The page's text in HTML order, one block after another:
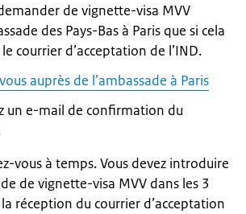
de vignette-visa MVV
des Pays-Bas à Paris que si cela
courrier d’acceptation de l’IND.
auprès de l’ambassade à Paris
un e-mail de confirmation du
vous à temps. Vous devez introduire
de vignette-visa MVV dans les 3
réception du courrier d’acceptation